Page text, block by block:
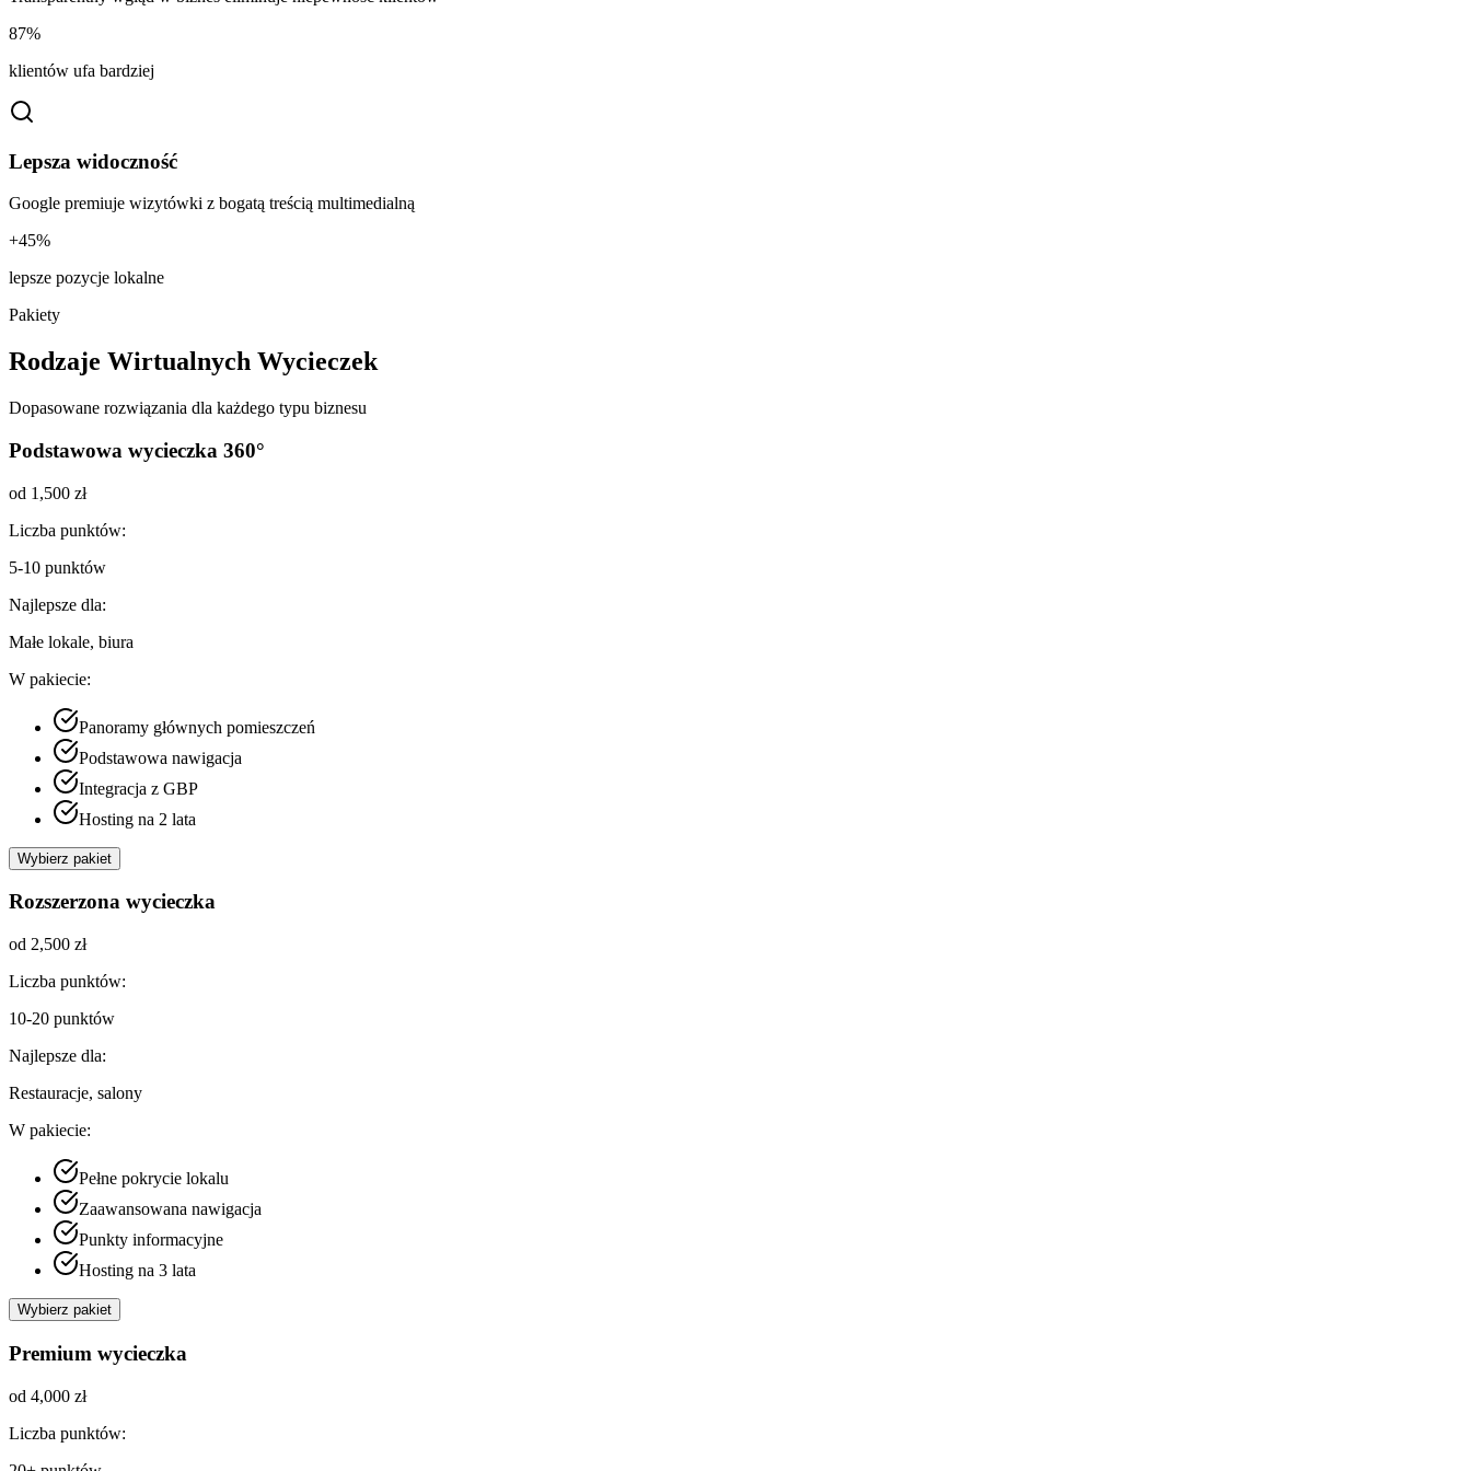
87%
klientów ufa bardziej
Lepsza widoczność
Google premiuje wizytówki z bogatą treścią multimedialną
+45%
lepsze pozycje lokalne
Pakiety
Rodzaje Wirtualnych Wycieczek
Dopasowane rozwiązania dla każdego typu biznesu
Podstawowa wycieczka 360°
od 1,500 zł
Liczba punktów:
5-10 punktów
Najlepsze dla:
Małe lokale, biura
W pakiecie:
Panoramy głównych pomieszczeń
Podstawowa nawigacja
Integracja z GBP
Hosting na 2 lata
Wybierz pakiet
Rozszerzona wycieczka
od 2,500 zł
Liczba punktów:
10-20 punktów
Najlepsze dla:
Restauracje, salony
W pakiecie:
Pełne pokrycie lokalu
Zaawansowana nawigacja
Punkty informacyjne
Hosting na 3 lata
Wybierz pakiet
Premium wycieczka
od 4,000 zł
Liczba punktów: